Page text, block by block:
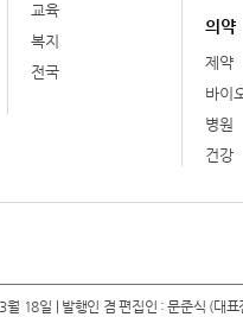
교육
복지
전국
의약
제약
바이
병원
건강
월 18일 | 발행인 겸 편집인 : 문준식 (대